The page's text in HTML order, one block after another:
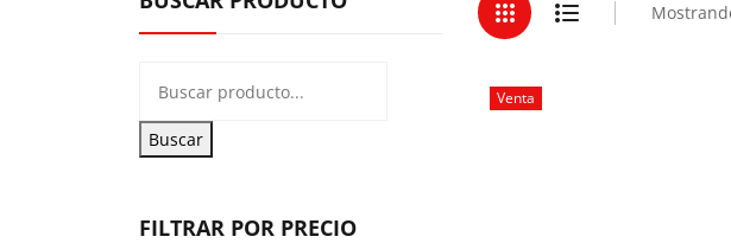
Venta
Buscar
FILTRAR POR PRECIO